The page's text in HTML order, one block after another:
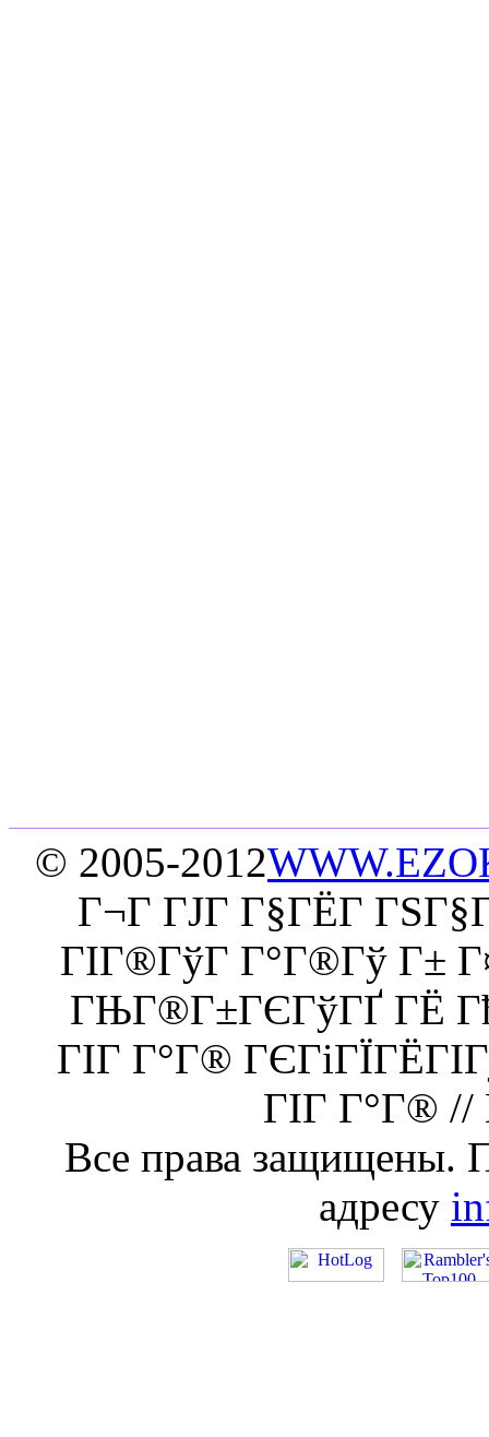
© 2005-2012
Г¬Г ГЈГ Г§ГЁГ­
ГІГ®ГўГ Г°Г®Гў Г±
ГЊГ®Г±ГЄГўГҐ ГЁ
ГІГ Г°Г®
ГІГ Г°Г® //
Все права защищены.
адресу